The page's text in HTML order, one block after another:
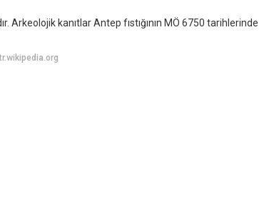
Arkeolojik kanıtlar Antep fıstığının MÖ 6750 tarihlerinde